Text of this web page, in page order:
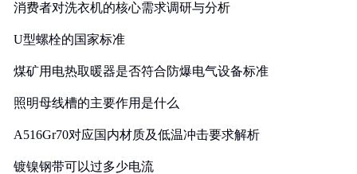
消费者对洗衣机的核心需求调研与分析
U型螺栓的国家标准
煤矿用电热取暖器是否符合防爆电气设备标准
照明母线槽的主要作用是什么
A516Gr70对应国内材质及低温冲击要求解析
镀镍钢带可以过多少电流